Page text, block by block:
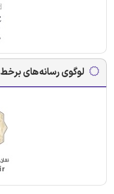
لوگوی رسانه‌های برخط